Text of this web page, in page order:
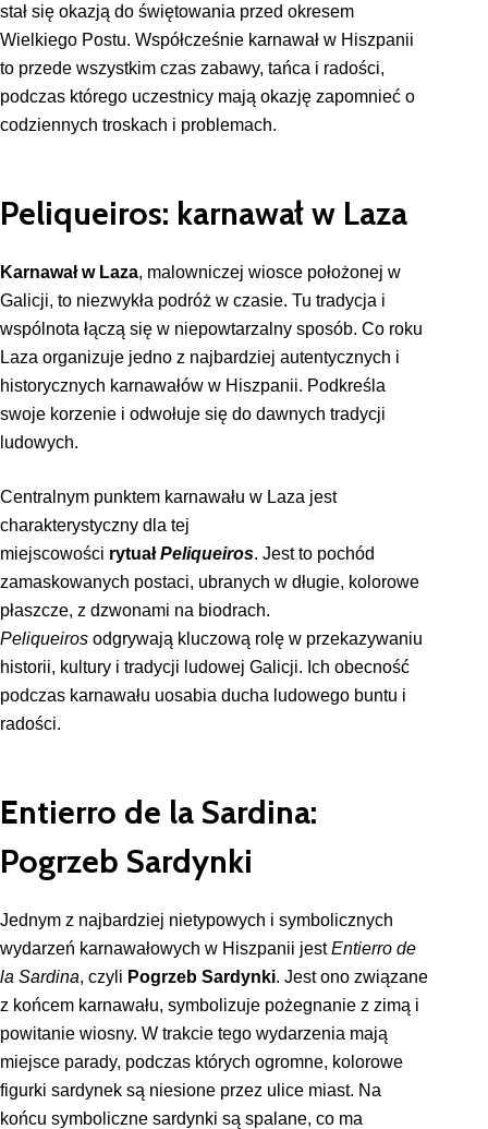
stał się okazją do świętowania przed okresem
Wielkiego Postu. Współcześnie karnawał w Hiszpanii
to przede wszystkim czas zabawy, tańca i radości,
podczas którego uczestnicy mają okazję zapomnieć o
codziennych troskach i problemach.
Peliqueiros: karnawał w Laza
Karnawał w Laza, malowniczej wiosce położonej w
Galicji, to niezwykła podróż w czasie. Tu tradycja i
wspólnota łączą się w niepowtarzalny sposób. Co roku
Laza organizuje jedno z najbardziej autentycznych i
historycznych karnawałów w Hiszpanii. Podkreśla
swoje korzenie i odwołuje się do dawnych tradycji
ludowych.
Centralnym punktem karnawału w Laza jest
charakterystyczny dla tej
miejscowości rytuałPeliqueiros. Jest to pochód
zamaskowanych postaci, ubranych w długie, kolorowe
płaszcze, z dzwonami na biodrach.
Peliqueiros odgrywają kluczową rolę w przekazywaniu
historii, kultury i tradycji ludowej Galicji. Ich obecność
podczas karnawału uosabia ducha ludowego buntu i
radości.
Entierro de la Sardina:
Pogrzeb Sardynki
Jednym z najbardziej nietypowych i symbolicznych
wydarzeń karnawałowych w Hiszpanii jestEntierro de
la Sardina, czyli Pogrzeb Sardynki. Jest ono związane
z końcem karnawału, symbolizuje pożegnanie z zimą i
powitanie wiosny. W trakcie tego wydarzenia mają
miejsce parady, podczas których ogromne, kolorowe
figurki sardynek są niesione przez ulice miast. Na
końcu symboliczne sardynki są spalane, co ma